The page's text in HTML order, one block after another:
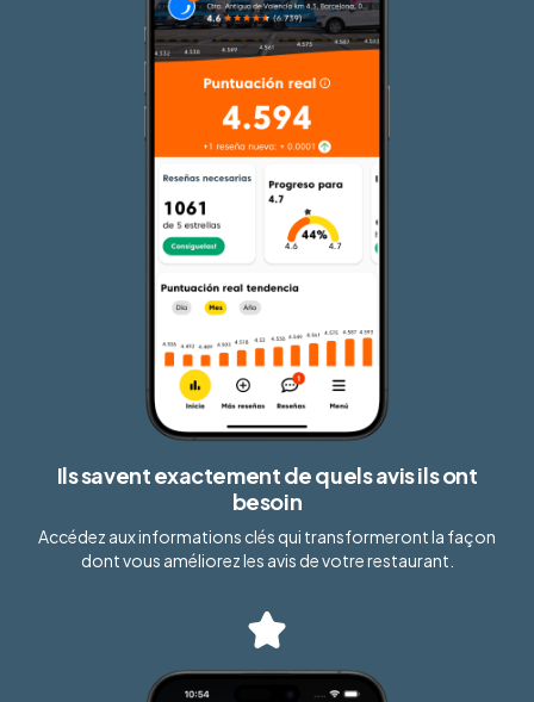
Ils savent exactement de quels avis ils ont
besoin
Accédez aux informations clés qui transformeront la façon
dont vous améliorez les avis de votre restaurant.